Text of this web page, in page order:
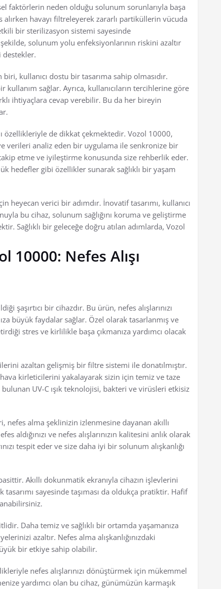
faktörlerin neden olduğu solunum sorunlarıyla başa
alırken havayı filtreleyerek zararlı partiküllerin vücuda
bir sterilizasyon sistemi sayesinde
solunum yolu enfeksiyonlarının riskini azaltır
destekler.
kullanıcı dostu bir tasarıma sahip olmasıdır.
sağlar. Ayrıca, kullanıcıların tercihlerine göre
ihtiyaçlara cevap verebilir. Bu da her bireyin
özellikleriyle de dikkat çekmektedir. Vozol 10000,
verileri analiz eden bir uygulama ile senkronize bir
takip etme ve iyileştirme konusunda size rehberlik eder.
hedefler gibi özellikler sunarak sağlıklı bir yaşam
verici bir adımdır. İnovatif tasarımı, kullanıcı
bu cihaz, solunum sağlığını koruma ve geliştirme
Sağlıklı bir geleceğe doğru atılan adımlarda, Vozol
10000: Nefes Alışı
bir cihazdır. Bu ürün, nefes alışlarınızı
büyük faydalar sağlar. Özel olarak tasarlanmış ve
stres ve kirlilikle başa çıkmanıza yardımcı olacak
azaltan gelişmiş bir filtre sistemi ile donatılmıştır.
kirleticilerini yakalayarak sizin için temiz ve taze
bulunan UV-C ışık teknolojisi, bakteri ve virüsleri etkisiz
alma şeklinizin izlenmesine dayanan akıllı
aldığınızı ve nefes alışlarınızın kalitesini anlık olarak
tespit eder ve size daha iyi bir solunum alışkanlığı
Akıllı dokunmatik ekranıyla cihazın işlevlerini
sayesinde taşıması da oldukça pratiktir. Hafif
Daha temiz ve sağlıklı bir ortamda yaşamanıza
azaltır. Nefes alma alışkanlığınızdaki
bir etkiye sahip olabilir.
nefes alışlarınızı dönüştürmek için mükemmel
yardımcı olan bu cihaz, günümüzün karmaşık